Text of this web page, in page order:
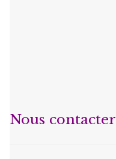
Nous contacter